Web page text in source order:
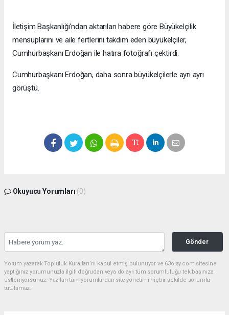
İletişim Başkanlığı'ndan aktarılan habere göre Büyükelçilik
mensuplarını ve aile fertlerini takdim eden büyükelçiler,
Cumhurbaşkanı Erdoğan ile hatıra fotoğrafı çektirdi.
Cumhurbaşkanı Erdoğan, daha sonra büyükelçilerle ayrı ayrı
görüştü.
Okuyucu Yorumları (0)
Gönder
Yorum yazarak Topluluk Kuralları’nı kabul etmiş bulunuyor ve 63olay.com sitesine
yaptığınız yorumunuzla ilgili doğrudan veya dolaylı tüm sorumluluğu tek başınıza
üstleniyorsunuz. Yazılan tüm yorumlardan site yönetimi hiçbir şekilde sorumlu
tutulamaz.